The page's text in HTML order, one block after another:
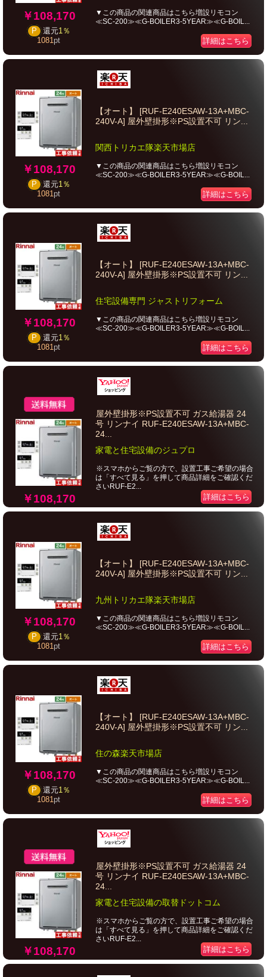
￥108,170
P 還元1％
1081 pt
▼この商品の関連商品はこちら増設リモコン
≪SC-200≫≪G-BOILER3-5YEAR≫≪G-BOIL...
詳細はこちら
￥108,170
P 還元1％
1081 pt
【オート】 [RUF-E240ESAW-13A+MBC-
240V-A] 屋外壁掛形※PS設置不可 リン...
関西トリカエ隊楽天市場店
▼この商品の関連商品はこちら増設リモコン
≪SC-200≫≪G-BOILER3-5YEAR≫≪G-BOIL...
詳細はこちら
￥108,170
P 還元1％
1081 pt
【オート】 [RUF-E240ESAW-13A+MBC-
240V-A] 屋外壁掛形※PS設置不可 リン...
住宅設備専門 ジャストリフォーム
▼この商品の関連商品はこちら増設リモコン
≪SC-200≫≪G-BOILER3-5YEAR≫≪G-BOIL...
詳細はこちら
￥108,170
屋外壁掛形※PS設置不可 ガス給湯器 24
号 リンナイ RUF-E240ESAW-13A+MBC-
24...
家電と住宅設備のジュプロ
※スマホからご覧の方で、設置工事ご希望の場合
は「すべて見る」を押して商品詳細をご確認くだ
さいRUF-E2...
詳細はこちら
￥108,170
P 還元1％
1081 pt
【オート】 [RUF-E240ESAW-13A+MBC-
240V-A] 屋外壁掛形※PS設置不可 リン...
九州トリカエ隊楽天市場店
▼この商品の関連商品はこちら増設リモコン
≪SC-200≫≪G-BOILER3-5YEAR≫≪G-BOIL...
詳細はこちら
￥108,170
P 還元1％
1081 pt
【オート】 [RUF-E240ESAW-13A+MBC-
240V-A] 屋外壁掛形※PS設置不可 リン...
住の森楽天市場店
▼この商品の関連商品はこちら増設リモコン
≪SC-200≫≪G-BOILER3-5YEAR≫≪G-BOIL...
詳細はこちら
￥108,170
屋外壁掛形※PS設置不可 ガス給湯器 24
号 リンナイ RUF-E240ESAW-13A+MBC-
24...
家電と住宅設備の取替ドットコム
※スマホからご覧の方で、設置工事ご希望の場合
は「すべて見る」を押して商品詳細をご確認くだ
さいRUF-E2...
詳細はこちら